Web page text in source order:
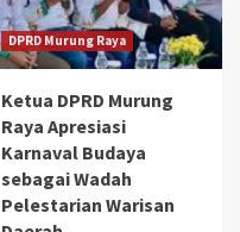
DPRD Murung Raya
Ketua DPRD Murung
Raya Apresiasi
Karnaval Budaya
sebagai Wadah
Pelestarian Warisan